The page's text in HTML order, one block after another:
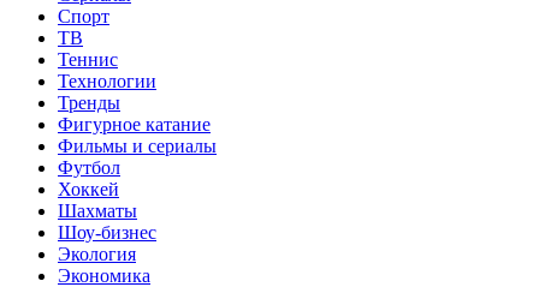
Спорт
ТВ
Теннис
Технологии
Тренды
Фигурное катание
Фильмы и сериалы
Футбол
Хоккей
Шахматы
Шоу-бизнес
Экология
Экономика